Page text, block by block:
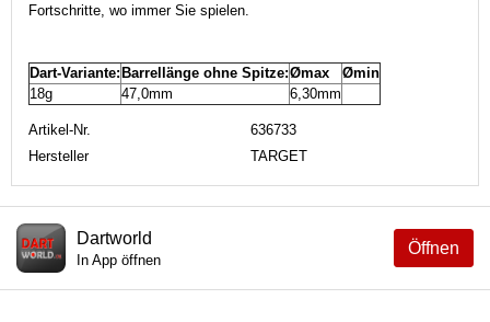
Fortschritte, wo immer Sie spielen.
Dart-Variante:Barrellänge ohne Spitze:Ømax
Ømin
18g
47,0mm 6,30mm
Artikel-Nr.
636733
Hersteller
TARGET
Öffnen
Dartworld
In App öffnen